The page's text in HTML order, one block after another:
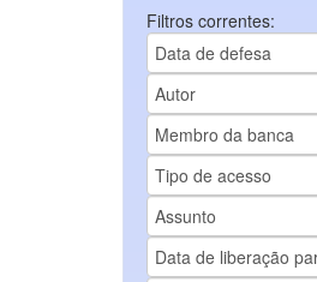
Filtros correntes: